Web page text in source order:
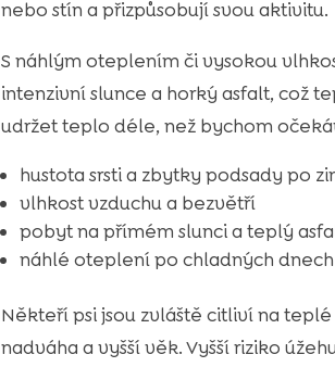
nebo stín a přizpůsobují svou aktivitu.
S náhlým oteplením či vysokou
intenzivní slunce a horký asfalt, což
udržet teplo déle, než bychom
hustota srsti a zbytky podsady po
vlhkost vzduchu a bezvětří
pobyt na přímém slunci a teplý
náhlé oteplení po chladných dnech
Někteří psi jsou zvláště citliví na
nadváha a vyšší věk. Vyšší riziko